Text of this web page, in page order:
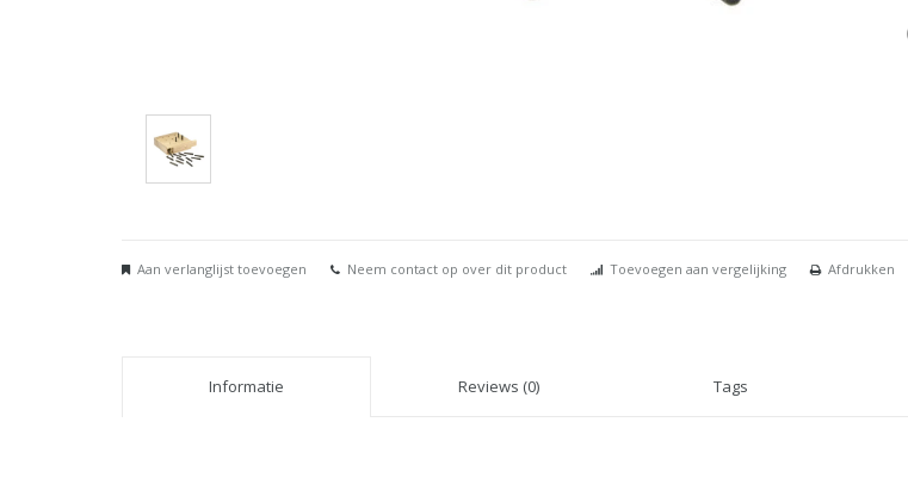
Aan verlanglijst toevoegen Neem contact op over dit product Toevoegen aan vergelijking Afdrukken
Informatie Reviews (0) Tags